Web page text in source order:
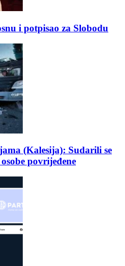
i potpisao za Slobodu
(Kalesija): Sudarili se
povrijeđene